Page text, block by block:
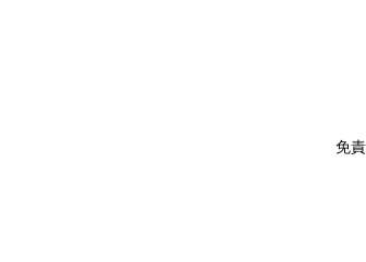
免